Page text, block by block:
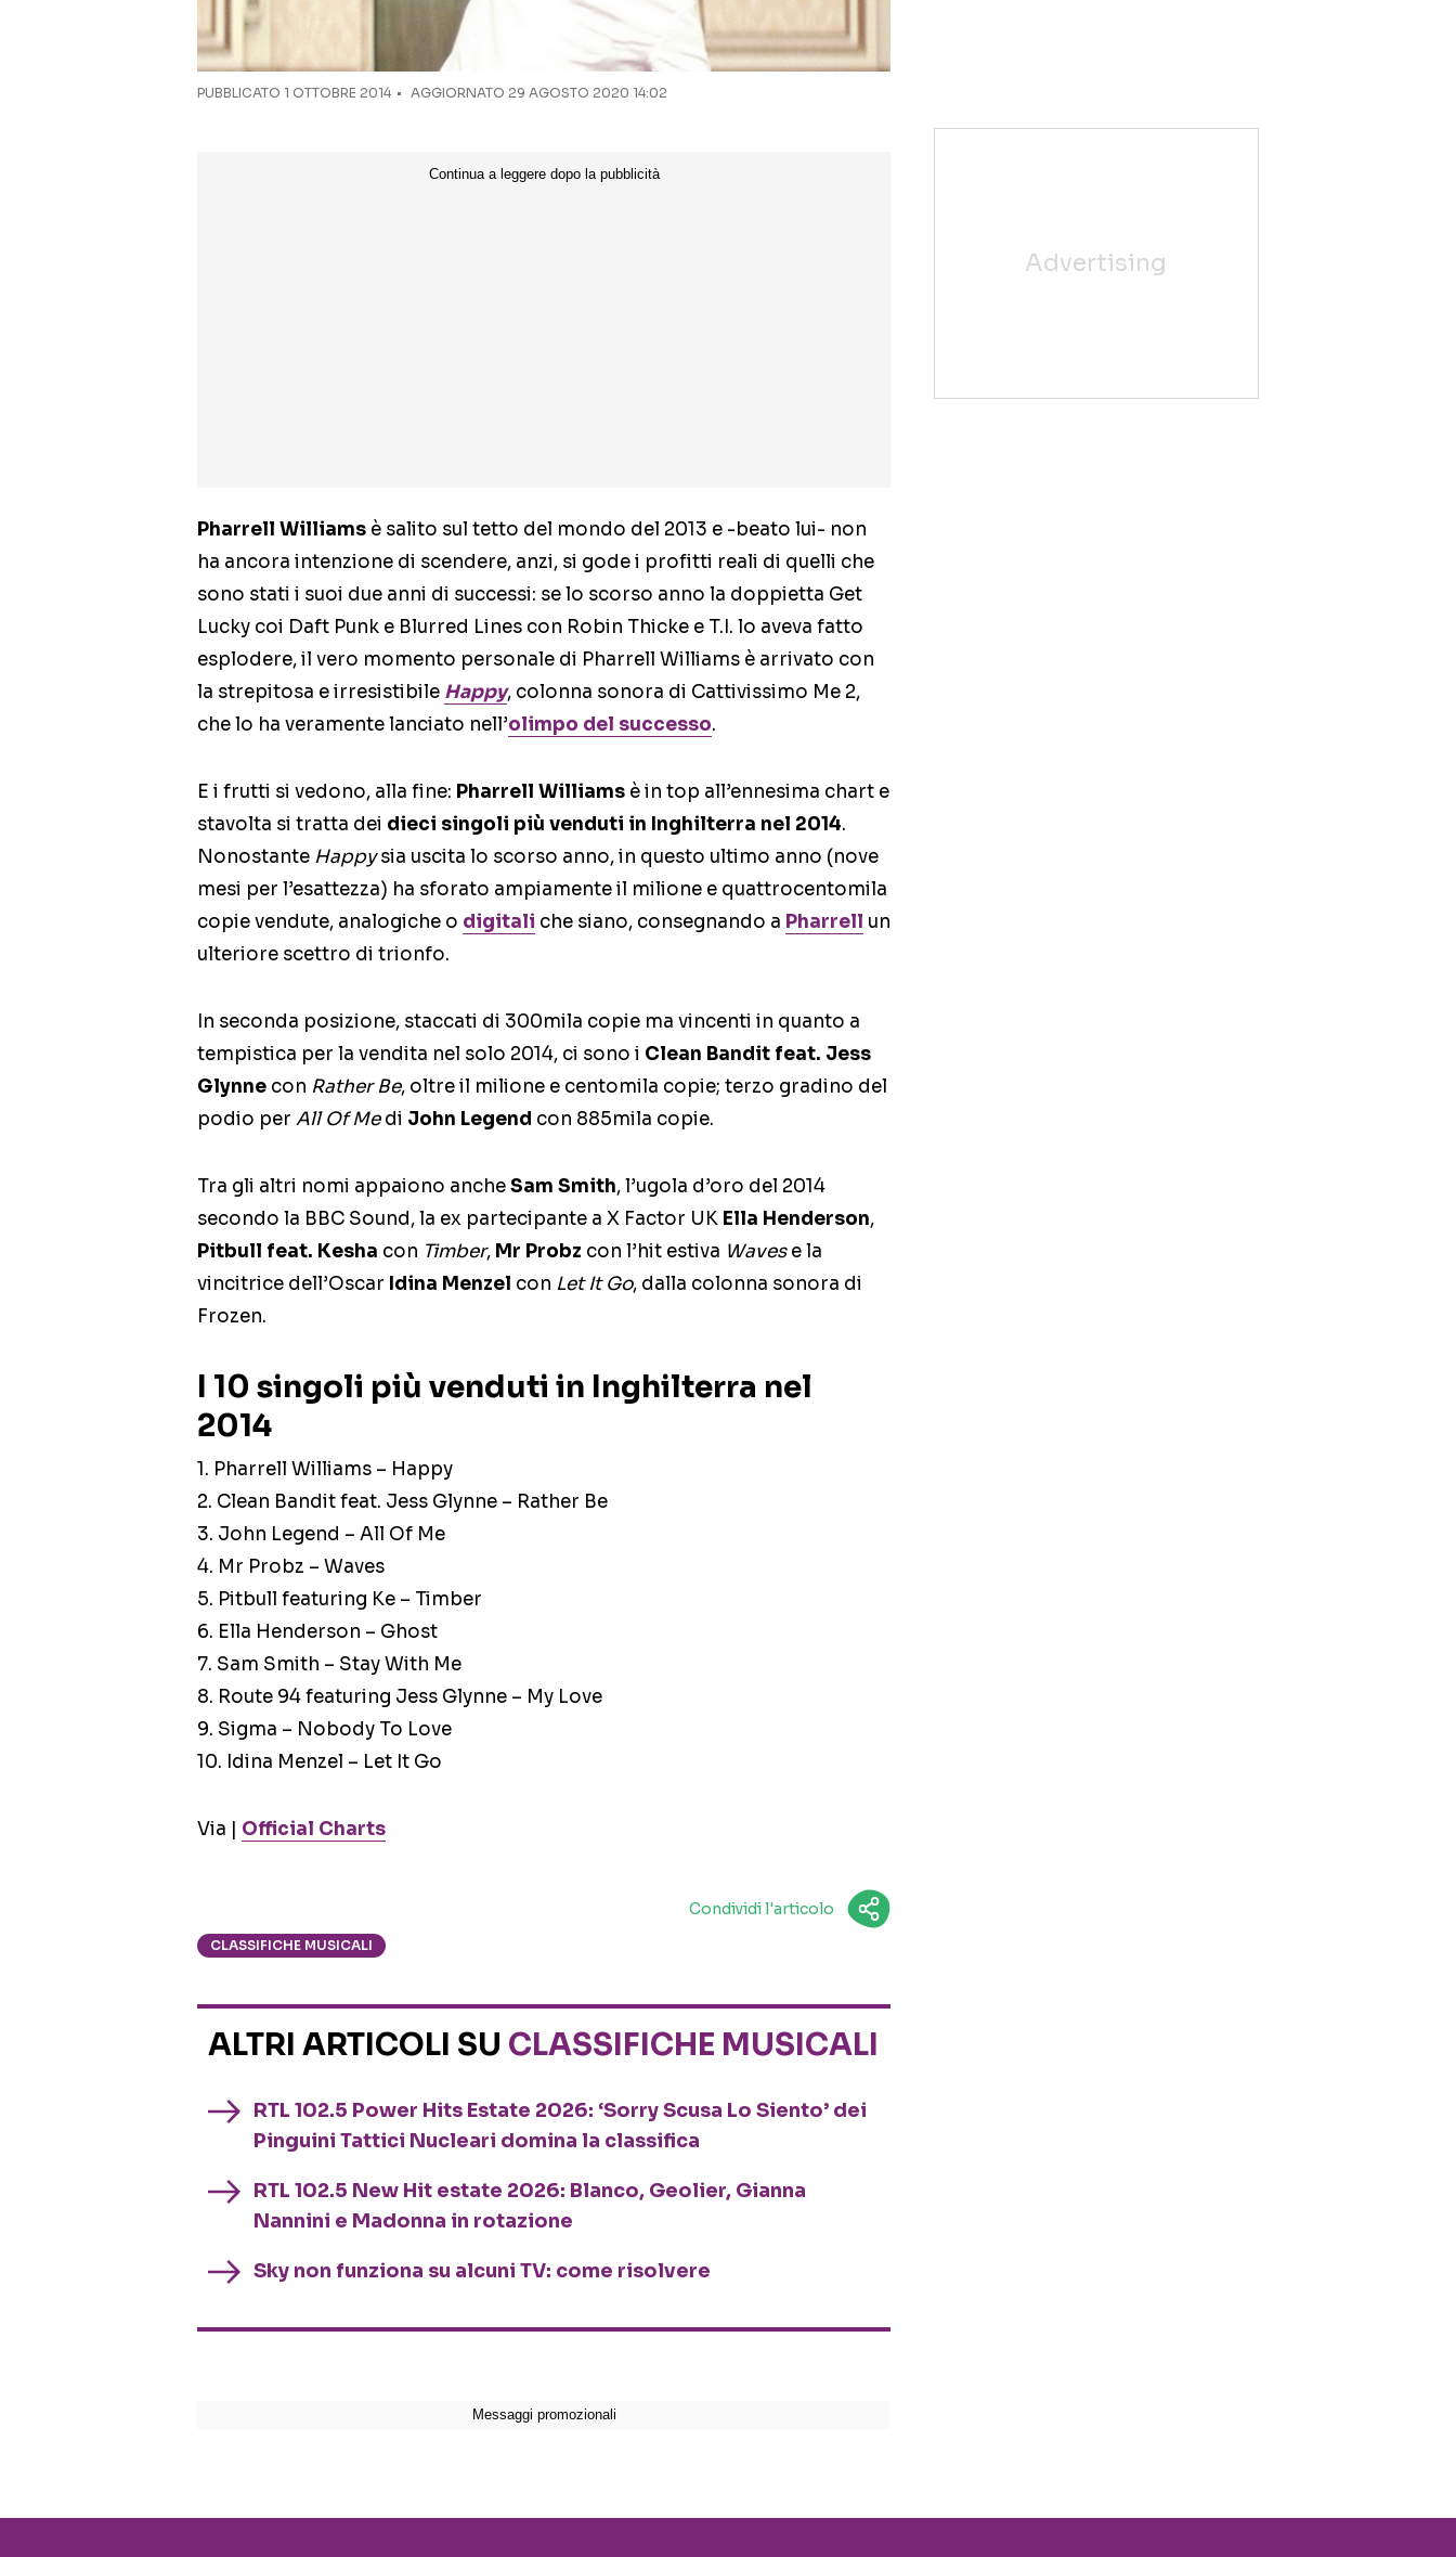
PUBBLICATO 1 OTTOBRE 2014 AGGIORNATO 29 AGOSTO 2020 14:02
Pharrell Williams è salito sul tetto del mondo del 2013 e -beato lui- non
ha ancora intenzione di scendere, anzi, si gode i profitti reali di quelli che
sono stati i suoi due anni di successi: se lo scorso anno la doppietta Get
Lucky coi Daft Punk e Blurred Lines con Robin Thicke e T.I. lo aveva fatto
esplodere, il vero momento personale di Pharrell Williams è arrivato con
la strepitosa e irresistibile Happy, colonna sonora di Cattivissimo Me 2,
che lo ha veramente lanciato nell’olimpo del successo.
E i frutti si vedono, alla fine: Pharrell Williams è in top all’ennesima chart e
stavolta si tratta dei dieci singoli più venduti in Inghilterra nel 2014.
Nonostante Happysia uscita lo scorso anno, in questo ultimo anno (nove
mesi per l’esattezza) ha sforato ampiamente il milione e quattrocentomila
copie vendute, analogiche o digitali che siano, consegnando a Pharrell un
ulteriore scettro di trionfo.
In seconda posizione, staccati di 300mila copie ma vincenti in quanto a
tempistica per la vendita nel solo 2014, ci sono i Clean Bandit feat. Jess
Glynne con Rather Be, oltre il milione e centomila copie; terzo gradino del
podio per All Of Medi John Legend con 885mila copie.
Tra gli altri nomi appaiono ancheSam Smith, l’ugola d’oro del 2014
secondo la BBC Sound, la ex partecipante a X Factor UK Ella Henderson,
Pitbull feat. Kesha con Timber, Mr Probz con l’hit estiva Wavese la
vincitrice dell’Oscar Idina Menzel con Let It Go, dalla colonna sonora di
Frozen.
I 10 singoli più venduti in Inghilterra nel
2014
1. Pharrell Williams – Happy
2. Clean Bandit feat. Jess Glynne – Rather Be
3. John Legend – All Of Me
4. Mr Probz – Waves
5. Pitbull featuring Ke – Timber
6. Ella Henderson – Ghost
7. Sam Smith – Stay With Me
8. Route 94 featuring Jess Glynne – My Love
9. Sigma – Nobody To Love
10. Idina Menzel – Let It Go
Via | Official Charts
Condividi l'articolo
CLASSIFICHE MUSICALI
ALTRI ARTICOLI SU CLASSIFICHE MUSICALI
RTL 102.5 Power Hits Estate 2026: ‘Sorry Scusa Lo Siento’ dei
Pinguini Tattici Nucleari domina la classifica
RTL 102.5 New Hit estate 2026: Blanco, Geolier, Gianna
Nannini e Madonna in rotazione
Sky non funziona su alcuni TV: come risolvere